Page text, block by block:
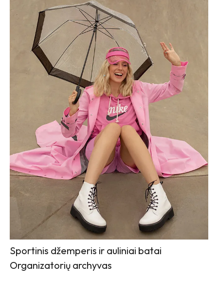
Sportinis džemperis ir auliniai batai
Organizatorių archyvas